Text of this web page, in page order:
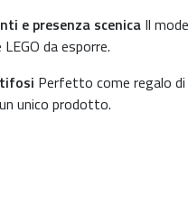
e presenza scenica Il
da esporre.
Perfetto come regalo
unico prodotto.